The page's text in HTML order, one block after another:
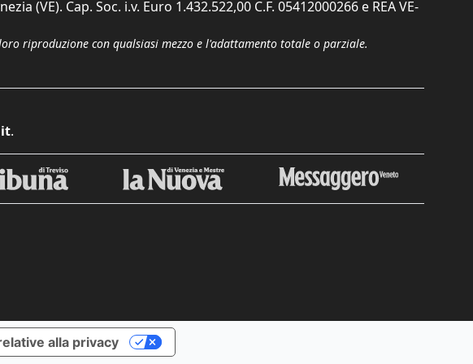
(VE). Cap. Soc. i.v. Euro 1.432.522,00 C.F. 05412000266 e REA VE-
riproduzione con qualsiasi mezzo e l'adattamento totale o parziale.
.
alla privacy